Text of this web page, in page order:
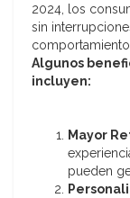
2024, los
sin
Algunos
incluyen:
Mayor
pueden